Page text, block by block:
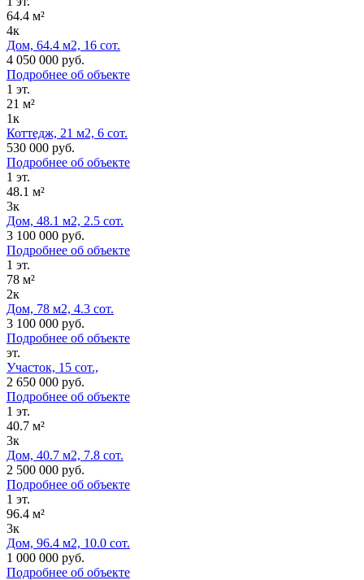
64.4 м²
4к
Дом, 64.4 м2, 16 сот.
4 050 000 руб.
Подробнее об объекте
1 эт.
21 м²
1к
Коттедж, 21 м2, 6 сот.
530 000 руб.
Подробнее об объекте
1 эт.
48.1 м²
3к
Дом, 48.1 м2, 2.5 сот.
3 100 000 руб.
Подробнее об объекте
1 эт.
78 м²
2к
Дом, 78 м2, 4.3 сот.
3 100 000 руб.
Подробнее об объекте
эт.
Участок, 15 сот.,
2 650 000 руб.
Подробнее об объекте
1 эт.
40.7 м²
3к
Дом, 40.7 м2, 7.8 сот.
2 500 000 руб.
Подробнее об объекте
1 эт.
96.4 м²
3к
Дом, 96.4 м2, 10.0 сот.
1 000 000 руб.
Подробнее об объекте